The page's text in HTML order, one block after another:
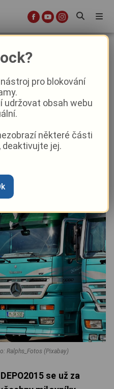
desítky
vypukne
který pomůže
Ralphs_Fotos (Pixabay)
se už za
pro blokování
udržovat obsah webu
některé části
deaktivujte jej.